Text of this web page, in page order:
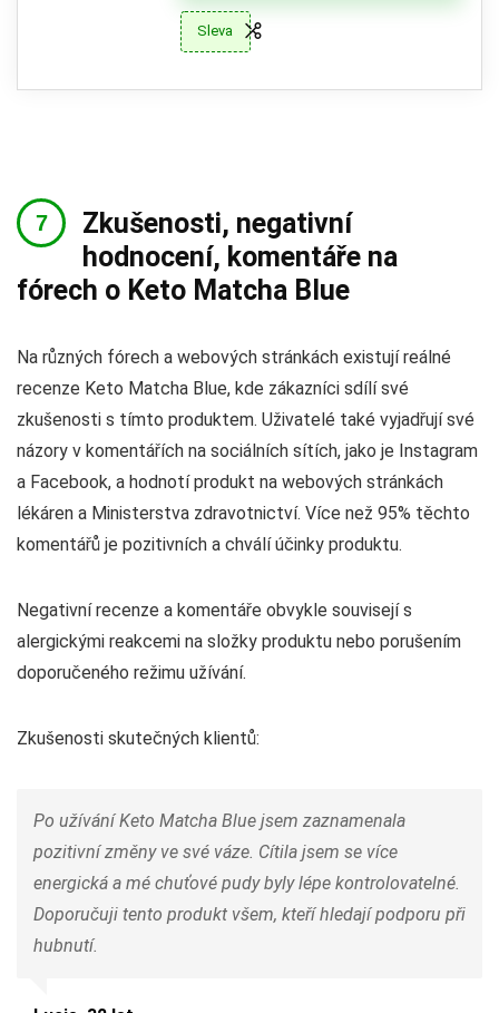
Sleva
Zkušenosti, negativní
hodnocení, komentáře na
fórech o Keto Matcha Blue
Na různých fórech a webových stránkách existují reálné
recenze Keto Matcha Blue, kde zákazníci sdílí své
zkušenosti s tímto produktem. Uživatelé také vyjadřují své
názory v komentářích na sociálních sítích, jako je Instagram
a Facebook, a hodnotí produkt na webových stránkách
lékáren a Ministerstva zdravotnictví. Více než 95% těchto
komentářů je pozitivních a chválí účinky produktu.
Negativní recenze a komentáře obvykle souvisejí s
alergickými reakcemi na složky produktu nebo porušením
doporučeného režimu užívání.
Zkušenosti skutečných klientů:
Po užívání Keto Matcha Blue jsem zaznamenala
pozitivní změny ve své váze. Cítila jsem se více
energická a mé chuťové pudy byly lépe kontrolovatelné.
Doporučuji tento produkt všem, kteří hledají podporu při
hubnutí.